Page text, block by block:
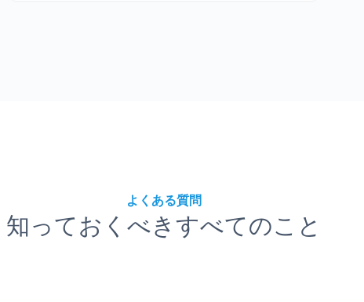
よくある質問
知っておくべきすべてのこと